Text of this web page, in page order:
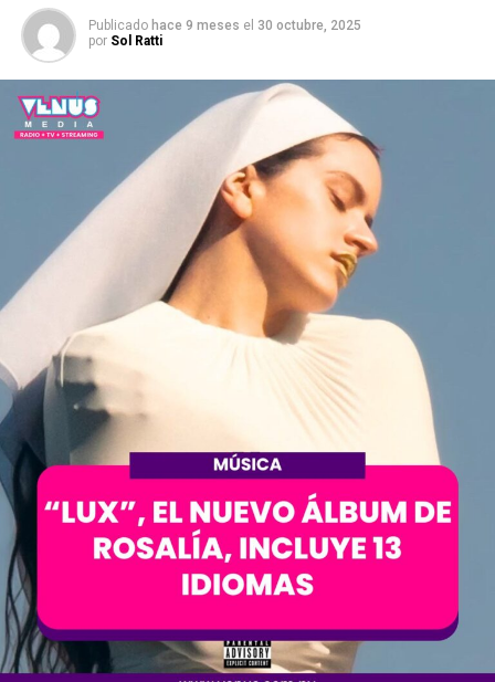
Publicado hace 9 meses el 30 octubre, 2025
por Sol Ratti